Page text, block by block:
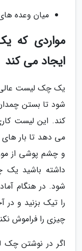
میان وعده
مواردی که
ایجاد می کند
یک چک لیست
شود تا بستن
کند. این لیست
می دهد تا بار
و چشم پوشی از
داشته باشید
شود. در هنگام
را تیک بزنید و در
چیزی را فراموش
اگر در نوشتن چک